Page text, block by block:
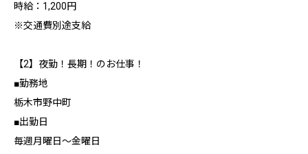
時給：1,200円
※交通費別途支給
【2】夜勤！長期！のお仕事！
■勤務地
栃木市野中町
■出勤日
毎週月曜日～金曜日